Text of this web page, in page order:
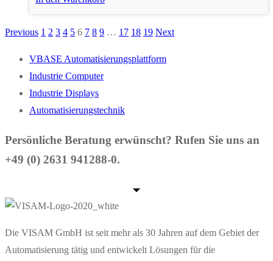
Seitennummerierung
der
Beiträge
Previous 1 2 3 4 5 6 7 8 9 … 17 18 19 Next
VBASE Automatisierungsplattform
Industrie Computer
Industrie Displays
Automatisierungstechnik
Persönliche Beratung erwünscht? Rufen Sie uns an
+49 (0) 2631 941288-0.
Die VISAM GmbH ist seit mehr als 30 Jahren auf dem Gebiet der
Automatisierung tätig und entwickelt Lösungen für die